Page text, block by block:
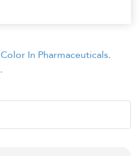
Color In Pharmaceuticals.
.